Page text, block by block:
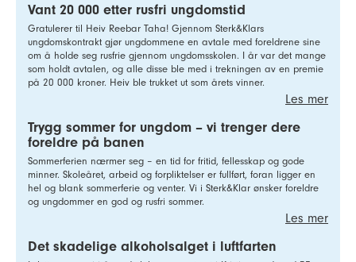
Vant 20 000 etter rusfri ungdomstid
Gratulerer til Heiv Reebar Taha! Gjennom Sterk&Klars
ungdomskontrakt gjør ungdommene en avtale med foreldrene sine
om å holde seg rusfrie gjennom ungdomsskolen. I år var det mange
som holdt avtalen, og alle disse ble med i trekningen av en premie
på 20 000 kroner. Heiv ble trukket ut som årets vinner.
Les mer
Trygg sommer for ungdom – vi trenger dere
foreldre på banen
Sommerferien nærmer seg – en tid for fritid, fellesskap og gode
minner. Skoleåret, arbeid og forpliktelser er fullført, foran ligger en
hel og blank sommerferie og venter. Vi i Sterk&Klar ønsker foreldre
og ungdommer en god og rusfri sommer.
Les mer
Det skadelige alkoholsalget i luftfarten